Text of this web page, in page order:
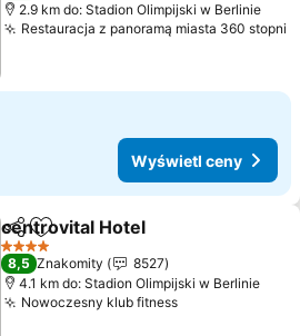
2.9 km do: Stadion Olimpijski w Berlinie
Restauracja z panoramą miasta 360 stopni
Wyświetl ceny
Udostępnij
Dodaj do ulubionych
centrovital Hotel
4 Kategoria
8,5 Znakomity
8527
4.1 km do: Stadion Olimpijski w Berlinie
Nowoczesny klub fitness